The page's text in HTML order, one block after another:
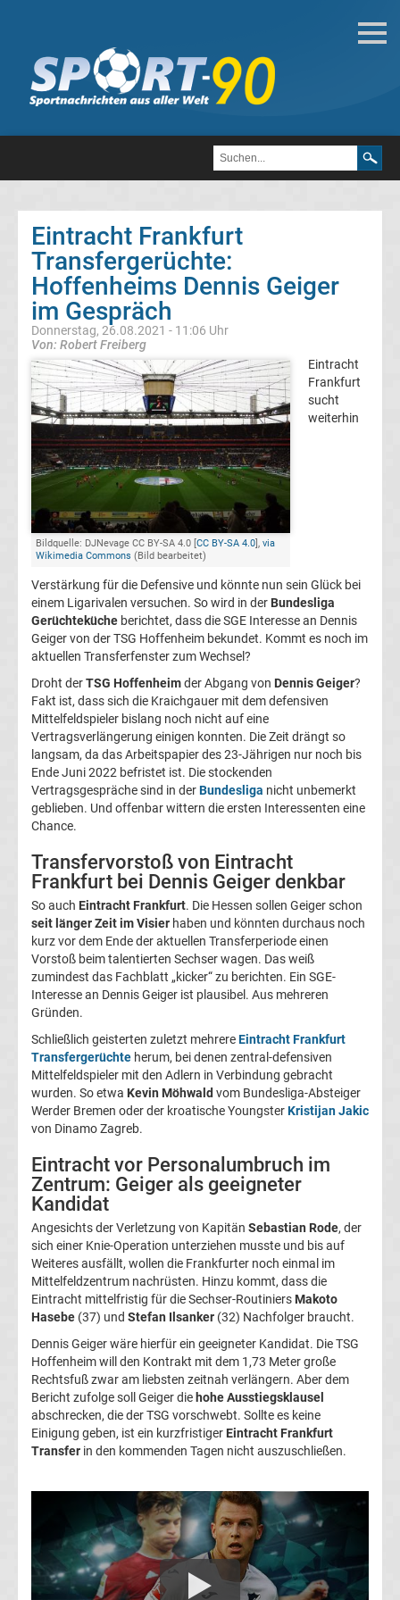
Deutsche
Transfergerüchte
FC
Heidenheim
1846
Transfergerüchte
1.
FC
Kaiserslautern
Transfergerüchte
1.
FC
Köln
Transfergerüchte
1.
FC
Magdeburg
Transfergerüchte
1.
FC
Nürnberg
Transfergerüchte
FC
Saarbrücken
1.
FC
Union
Berlin
Transfergerüchte
Mainz
Eintracht Frankfurt
Transfergerüchte:
Hoffenheims Dennis Geiger
im Gespräch
Donnerstag, 26.08.2021 - 11:06 Uhr
Von: Robert Freiberg
Bildquelle: DJNevage CC BY-SA 4.0 [CC BY-SA 4.0], via
Wikimedia Commons (Bild bearbeitet)
Eintracht
Frankfurt
sucht
weiterhin
Verstärkung für die Defensive und könnte nun sein Glück bei
einem Ligarivalen versuchen. So wird in der Bundesliga
Gerüchteküche berichtet, dass die SGE Interesse an Dennis
Geiger von der TSG Hoffenheim bekundet. Kommt es noch im
aktuellen Transferfenster zum Wechsel?
Droht derTSG Hoffenheimder Abgang von Dennis Geiger?
Fakt ist, dass sich die Kraichgauer mit dem defensiven
Mittelfeldspieler bislang noch nicht auf eine
Vertragsverlängerung einigen konnten. Die Zeit drängt so
langsam, da das Arbeitspapier des 23-Jährigen nur noch bis
Ende Juni 2022 befristet ist. Die stockenden
Vertragsgespräche sind in derBundesliga nicht unbemerkt
geblieben. Und offenbar wittern die ersten Interessenten eine
Chance.
Transfervorstoß von Eintracht
Frankfurt bei Dennis Geiger denkbar
So auch Eintracht Frankfurt. Die Hessen sollen Geiger schon
seit länger Zeit im Visier haben und könnten durchaus noch
kurz vor dem Ende der aktuellen Transferperiode einen
Vorstoß beim talentierten Sechser wagen. Das weiß
zumindest das Fachblatt „kicker“ zu berichten. Ein SGE-
Interesse an Dennis Geiger ist plausibel. Aus mehreren
Gründen.
Schließlich geisterten zuletzt mehrereEintracht Frankfurt
Transfergerüchte herum, bei denen zentral-defensiven
Mittelfeldspieler mit den Adlern in Verbindung gebracht
wurden. So etwa Kevin Möhwald vom Bundesliga-Absteiger
Werder Bremen oder der kroatische YoungsterKristijan Jakic
von Dinamo Zagreb.
Eintracht vor Personalumbruch im
Zentrum: Geiger als geeigneter
Kandidat
Angesichts der Verletzung von Kapitän Sebastian Rode, der
sich einer Knie-Operation unterziehen musste und bis auf
Weiteres ausfällt, wollen die Frankfurter noch einmal im
Mittelfeldzentrum nachrüsten. Hinzu kommt, dass die
Eintracht mittelfristig für die Sechser-Routiniers Makoto
Hasebe (37) und Stefan Ilsanker (32) Nachfolger braucht.
Dennis Geiger wäre hierfür ein geeigneter Kandidat. Die TSG
Hoffenheim will den Kontrakt mit dem 1,73 Meter große
Rechtsfuß zwar am liebsten zeitnah verlängern. Aber dem
Bericht zufolge soll Geiger diehohe Ausstiegsklausel
abschrecken, die der TSG vorschwebt. Sollte es keine
Einigung geben, ist ein kurzfristiger Eintracht Frankfurt
Transfer in den kommenden Tagen nicht auszuschließen.